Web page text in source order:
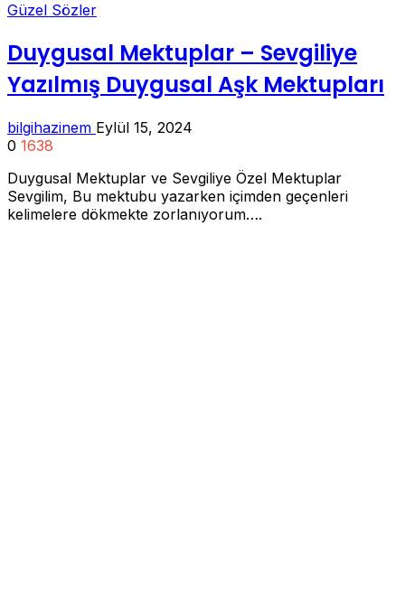
Güzel Sözler
Duygusal Mektuplar – Sevgiliye
Yazılmış Duygusal Aşk Mektupları
bilgihazinem Eylül 15, 2024
0 1638
Duygusal Mektuplar ve Sevgiliye Özel Mektuplar
Sevgilim, Bu mektubu yazarken içimden geçenleri
kelimelere dökmekte zorlanıyorum….